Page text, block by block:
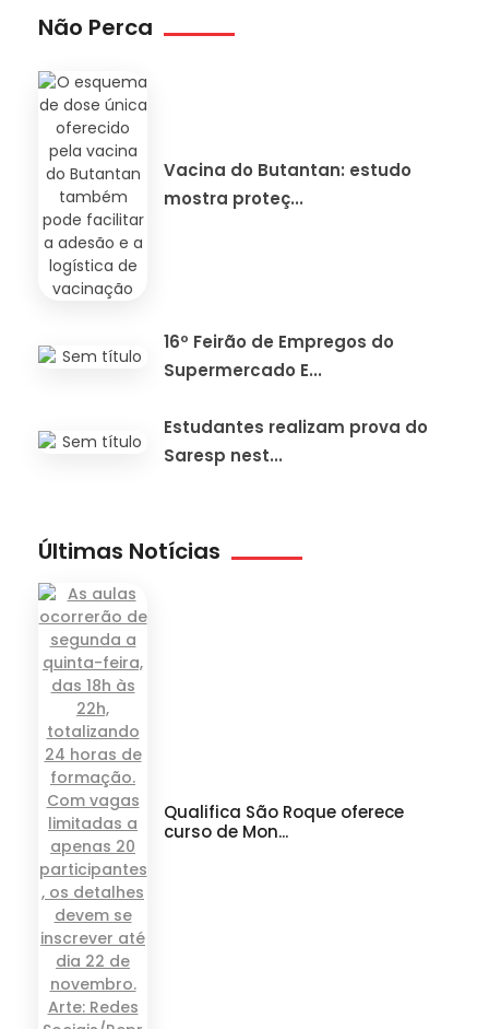
Não Perca
Vacina do Butantan: estudo
mostra proteç...
16º Feirão de Empregos do
Supermercado E...
Estudantes realizam prova do
Saresp nest...
Últimas Notícias
Qualifica São Roque oferece
curso de Mon...